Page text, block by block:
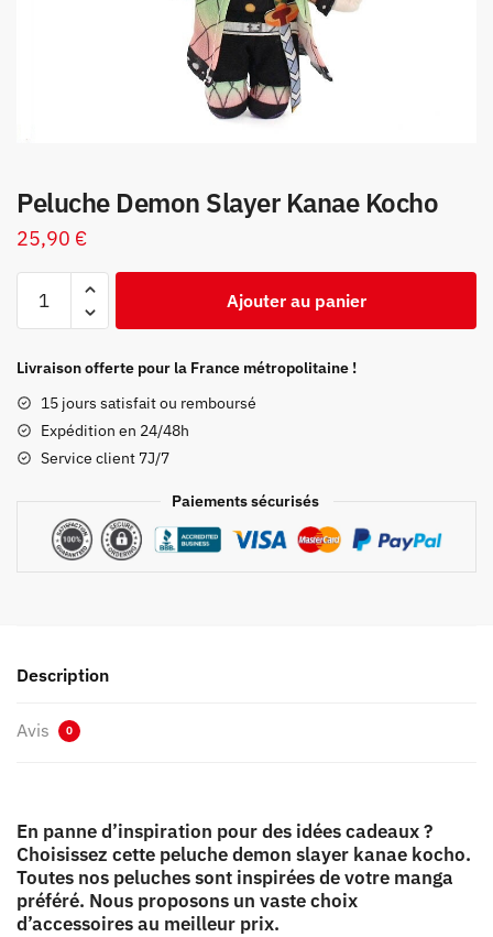
Peluche Demon Slayer Kanae Kocho
25,90 €
Demon
Kanae
Kocho
Ajouter au panier
Livraison offerte pour la France métropolitaine !
15 jours satisfait ou remboursé
Expédition en 24/48h
Service client 7J/7
Paiements sécurisés
Description
Avis 0
En panne d’inspiration pour des idées cadeaux ?
Choisissez cette peluche demon slayer kanae kocho.
Toutes nos peluches sont inspirées de votre manga
préféré. Nous proposons un vaste choix
d’accessoires au meilleur prix.